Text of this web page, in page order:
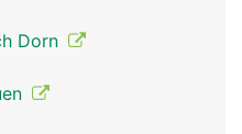
Dorn